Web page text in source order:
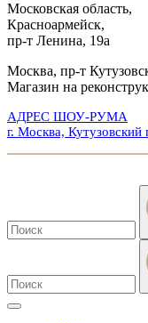
Московская область,
Красноармейск,
пр-т Ленина, 19а
Москва, пр-т
Магазин на
АДРЕС ШОУ-РУМА
г. Москва, Кутузовский